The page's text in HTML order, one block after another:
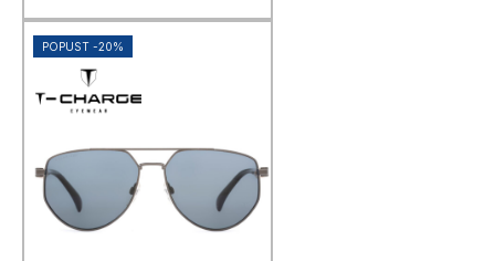
POPUST -20%